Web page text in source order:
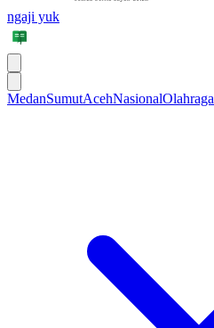
ngaji yuk
MedanSumutAcehNasionalOlahraga